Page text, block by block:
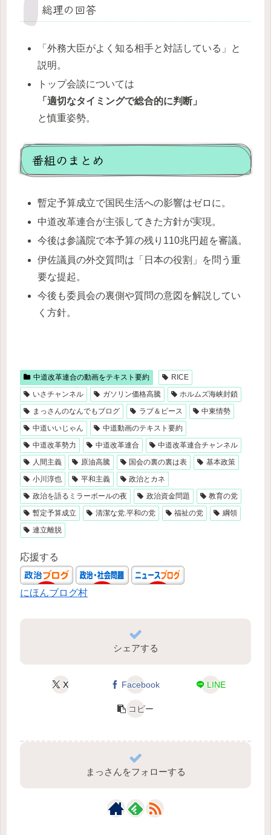
総理の回答
「外務大臣がよく知る相手と対話している」と
説明。
トップ会談については
「適切なタイミングで総合的に判断」
と慎重姿勢。
番組のまとめ
暫定予算成立で国民生活への影響はゼロに。
中道改革連合が主張してきた方針が実現。
今後は参議院で本予算の残り110兆円超を審議。
伊佐議員の外交質問は「日本の役割」を問う重
要な提起。
今後も委員会の裏側や質問の意図を解説してい
く方針。
中道改革連合の動画をテキスト要約
RICE
いさチャンネル
ガソリン価格高騰
ホルムズ海峡封鎖
まっさんのなんでもブログ
ラブ＆ピース
中東情勢
中道いいじゃん
中道動画のテキスト要約
中道改革勢力
中道改革連合
中道改革連合チャンネル
人間主義
原油高騰 国会の裏の裏は表
基本政策
小川淳也
平和主義
政治とカネ
政治を語るミラーボールの夜
政治資金問題
教育の党
暫定予算成立
清潔な党.平和の党 福祉の党
綱領
連立離脱
応援する
にほんブログ村
シェアする
X Facebook LINE
コピー
まっさんをフォローする